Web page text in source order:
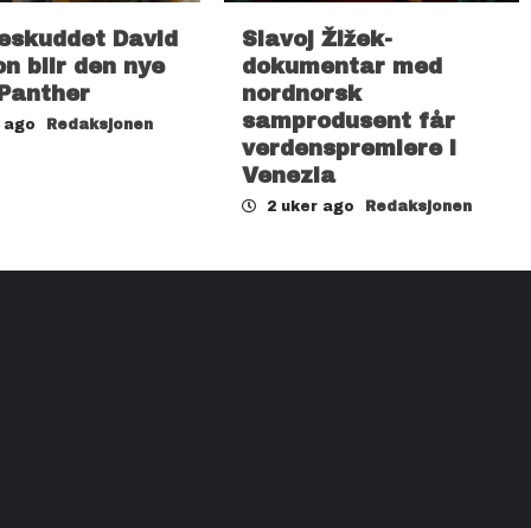
David
blir den nye
Redaksjonen
Slavoj Žižek-
dokumentar med
nordnorsk
samprodusent får
verdenspremiere i
Venezia
2 uker ago Redaksjonen